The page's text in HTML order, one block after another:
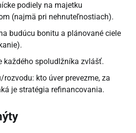
podiely na majetku
(najmä pri nehnuteľnostiach).
budúcu bonitu a plánované ciele
každého spoludlžníka zvlášť.
rozvodu: kto úver prevezme, za
je stratégia refinancovania.